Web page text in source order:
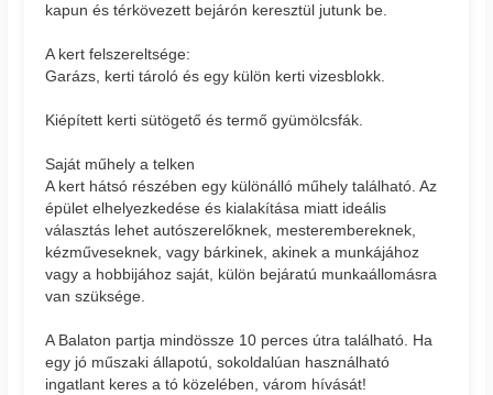
kapun és térkövezett bejárón keresztül jutunk be.
A kert felszereltsége:
Garázs, kerti tároló és egy külön kerti vizesblokk.
Kiépített kerti sütögető és termő gyümölcsfák.
Saját műhely a telken
A kert hátsó részében egy különálló műhely található. Az
épület elhelyezkedése és kialakítása miatt ideális
választás lehet autószerelőknek, mesterembereknek,
kézműveseknek, vagy bárkinek, akinek a munkájához
vagy a hobbijához saját, külön bejáratú munkaállomásra
van szüksége.
A Balaton partja mindössze 10 perces útra található. Ha
egy jó műszaki állapotú, sokoldalúan használható
ingatlant keres a tó közelében, várom hívását!